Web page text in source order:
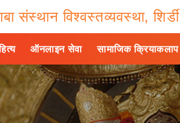
संस्थान विश्वस्तव्यवस्था, शिर्डी
ऑनलाइन सेवा सामाजिक क्रियाकलाप